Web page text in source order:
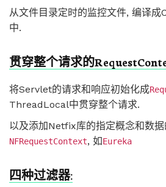
从文件目录定时的监控文件, 编译
中.
贯穿整个请求的
将Servlet的请求和响应初始化成
ThreadLocal中贯穿整个请求.
以及添加Netfix库的指定概念和数据
NFRequestContext, 如Eureka
四种过滤器: